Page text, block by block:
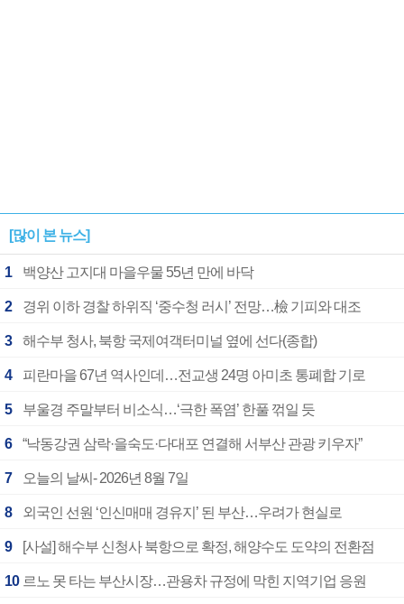
[많이 본 뉴스]
1 백양산 고지대 마을우물 55년 만에 바닥
2 경위 이하 경찰 하위직 ‘중수청 러시’ 전망…檢 기피와 대조
3 해수부 청사, 북항 국제여객터미널 옆에 선다(종합)
4 피란마을 67년 역사인데…전교생 24명 아미초 통폐합 기로
5 부울경 주말부터 비소식…‘극한 폭염’ 한풀 꺾일 듯
6 “낙동강권 삼락·을숙도·다대포 연결해 서부산 관광 키우자”
7 오늘의 날씨- 2026년 8월 7일
8 외국인 선원 ‘인신매매 경유지’ 된 부산…우려가 현실로
9 [사설] 해수부 신청사 북항으로 확정, 해양수도 도약의 전환점
10 르노 못 타는 부산시장…관용차 규정에 막힌 지역기업 응원